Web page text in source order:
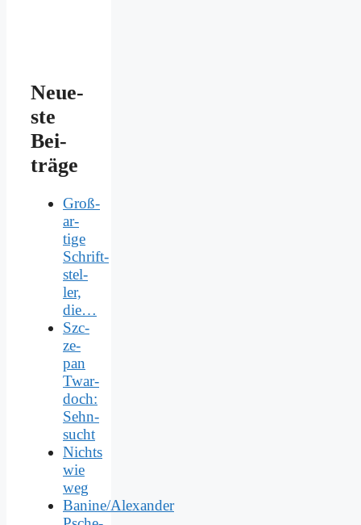
Neue­
ste
Bei­
trä­ge
Groß­
ar­
ti­ge
Schrift­
stel­
ler,
die…
Szc­
ze­
pan
Twar­
doch:
Sehn­
sucht
Nichts
wie
weg
Banine/Alexander